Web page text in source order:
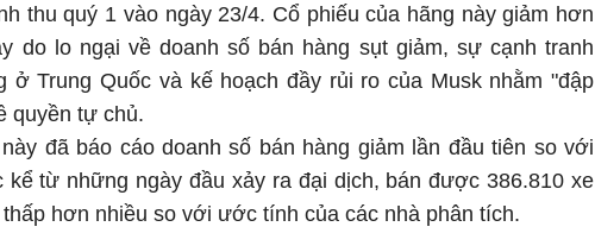
thu quý 1 vào ngày 23/4. Cổ phiếu của hãng này giảm hơn
do lo ngại về doanh số bán hàng sụt giảm, sự cạnh tranh
ở Trung Quốc và kế hoạch đầy rủi ro của Musk nhằm "đập
quyền tự chủ.
đã báo cáo doanh số bán hàng giảm lần đầu tiên so với
kể từ những ngày đầu xảy ra đại dịch, bán được 386.810 xe
hơn nhiều so với ước tính của các nhà phân tích.